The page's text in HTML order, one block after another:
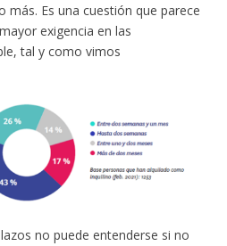
más. Es una cuestión que parece
exigencia en las
tal y como vimos
no puede entenderse si no